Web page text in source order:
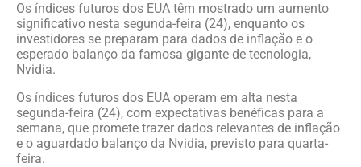
Os índices futuros dos EUA têm mostrado um aumento
significativo nesta segunda-feira (24), enquanto os
investidores se preparam para dados de inflação e o
esperado balanço da famosa gigante de tecnologia,
Nvidia.
Os índices futuros dos EUA operam em alta nesta
segunda-feira (24), com expectativas benéficas para a
semana, que promete trazer dados relevantes de inflação
e o aguardado balanço da Nvidia, previsto para quarta-
feira.